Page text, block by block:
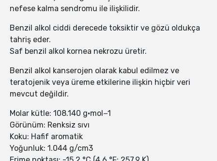
nefese kalma sendromu ile ilişkilidir.
Benzil alkol ciddi derecede toksiktir ve gözü oldukça
tahriş eder.
Saf benzil alkol kornea nekrozu üretir.
Benzil alkol kanserojen olarak kabul edilmez ve
teratojenik veya üreme etkilerine ilişkin hiçbir veri
mevcut değildir.
Molar kütle: 108.140 g·mol−1
Görünüm: Renksiz sıvı
Koku: Hafif aromatik
Yoğunluk: 1.044 g/cm3